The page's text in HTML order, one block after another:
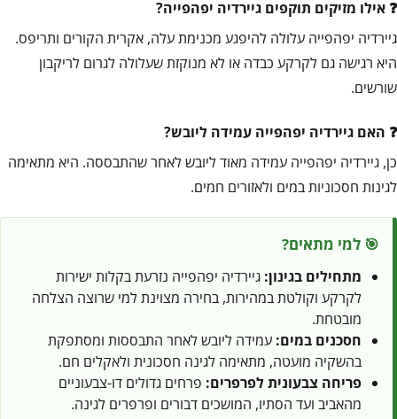
אילו מזיקים תוקפים גיירדיה יפהפייה?
גיירדיה יפהפייה עלולה להיפגע מכנימת עלה, אקרית הקורים ותריפס.
היא רגישה גם לקרקע כבדה או לא מנוקזת שעלולה לגרום לריקבון
שורשים.
האם גיירדיה יפהפייה עמידה ליובש?
כן, גיירדיה יפהפייה עמידה מאוד ליובש לאחר שהתבססה. היא מתאימה
לגינות חסכוניות במים ולאזורים חמים.
🎯 למי מתאים?
מתחילים בגינון: גיירדיה יפהפייה נזרעת בקלות ישירות
לקרקע וקולטת במהירות, בחירה מצוינת למי שרוצה הצלחה
מובטחת.
חסכנים במים: עמידה ליובש לאחר התבססות ומסתפקת
בהשקיה מועטה, מתאימה לגינה חסכונית ולאקלים חם.
פריחה צבעונית לפרפרים: פרחים גדולים דו-צבעוניים
מהאביב ועד הסתיו, המושכים דבורים ופרפרים לגינה.